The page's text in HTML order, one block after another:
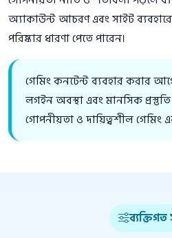
অ্যাকাউন্ট আচরণ এবং সাইট
পরিষ্কার ধারণা পেতে পারেন।
গেমিং কনটেন্ট ব্যবহার করার
লগইন অবস্থা এবং মানসিক
গোপনীয়তা ও দায়িত্বশীল গেমিং
ব্যক্তিগত